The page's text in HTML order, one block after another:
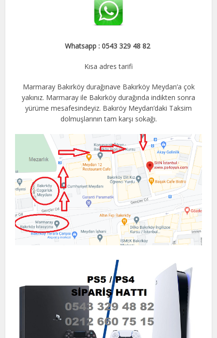
Whatsapp : 0543 329 48 82
Kısa adres tarifi
Marmaray Bakırköy durağınave Bakırköy Meydan’a çok
yakınız. Marmaray ile Bakırköy durağında indikten sonra
yürüme mesafesindeyiz. Bakıröy Meydan’daki Taksim
dolmuşlarının tam karşı sokağı.